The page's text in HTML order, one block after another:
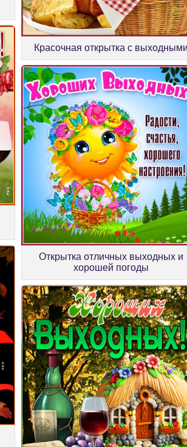
Красочная открытка с выходными
Открытка отличных выходных и
хорошей погоды